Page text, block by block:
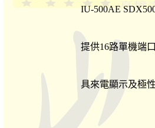
IU-500AE
提供16路單機端口
具來電顯示及極